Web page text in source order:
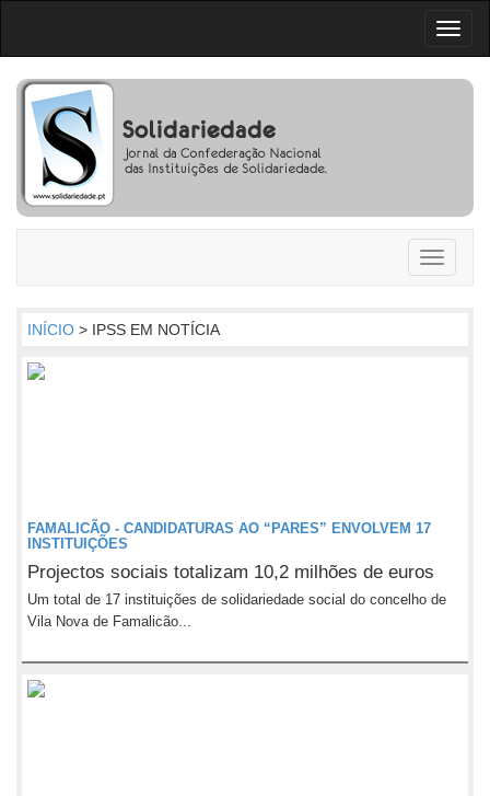
Toggle
INÍCIO > IPSS EM NOTÍCIA
FAMALICÃO - CANDIDATURAS AO “PARES” ENVOLVEM 17
INSTITUIÇÕES
Projectos sociais totalizam 10,2 milhões de euros
Um total de 17 instituições de solidariedade social do concelho de
Vila Nova de Famalicão...